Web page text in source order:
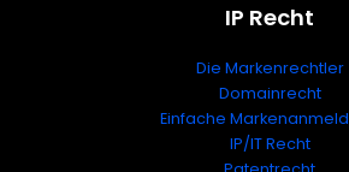
IP Recht
Die Markenrechtler
Domainrecht
Einfache
IP/IT Recht